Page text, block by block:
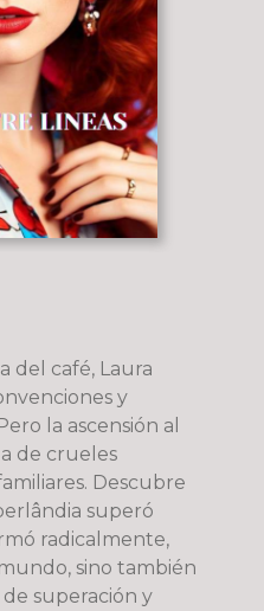
del café, Laura
y
la ascensión al
de crueles
Descubre
superó
radicalmente,
sino también